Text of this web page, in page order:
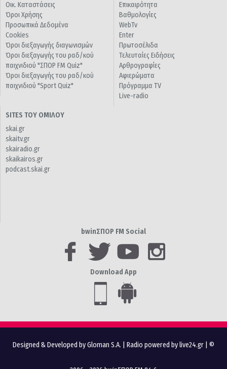
Οικ. Καταστάσεις
Όροι Χρήσης
Προσωπικά Δεδομένα
Cookies
Όροι διεξαγωγής διαγωνισμών
Όροι διεξαγωγής του ραδ/κού
παιχνιδιού "ΣΠΟΡ FM Quiz"
Όροι διεξαγωγής του ραδ/κού
παιχνιδιού "Sport Quiz"
Επικαιρότητα
Βαθμολογίες
WebTv
Enter
Πρωτοσέλιδα
Τελευταίες Ειδήσεις
Αρθρογραφίες
Αφιερώματα
Πρόγραμμα TV
Live-radio
SITES ΤΟΥ ΟΜΙΛΟΥ
skai.gr
skaitv.gr
skairadio.gr
skaikairos.gr
podcast.skai.gr
bwinΣΠΟΡ FM Social
Download App
Designed & Developed by Gloman S.A. Radio powered by live24.gr | ©